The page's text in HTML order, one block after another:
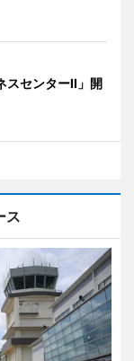
スセンターII」開
ス